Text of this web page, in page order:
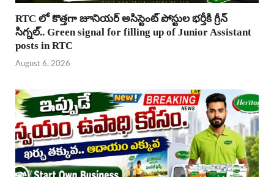
RTC లో కొత్తగా జూనియర్ అసిస్టెంట్ పోస్టుల భర్తీకి గ్రీన్
సిగ్నల్.. Green signal for filling up of Junior Assistant
posts in RTC
August 6, 2026